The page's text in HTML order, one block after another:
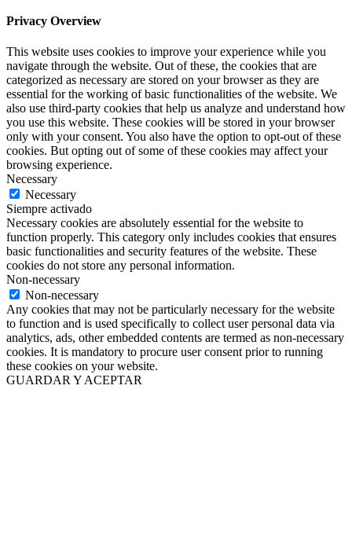
Privacy Overview
This website uses cookies to improve your experience while you
navigate through the website. Out of these, the cookies that are
categorized as necessary are stored on your browser as they are
essential for the working of basic functionalities of the website. We
also use third-party cookies that help us analyze and understand how
you use this website. These cookies will be stored in your browser
only with your consent. You also have the option to opt-out of these
cookies. But opting out of some of these cookies may affect your
browsing experience.
Necessary
Necessary
Siempre activado
Necessary cookies are absolutely essential for the website to
function properly. This category only includes cookies that ensures
basic functionalities and security features of the website. These
cookies do not store any personal information.
Non-necessary
Non-necessary
Any cookies that may not be particularly necessary for the website
to function and is used specifically to collect user personal data via
analytics, ads, other embedded contents are termed as non-necessary
cookies. It is mandatory to procure user consent prior to running
these cookies on your website.
GUARDAR Y ACEPTAR